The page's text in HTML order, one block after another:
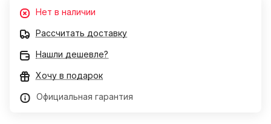
Нет в наличии
Рассчитать доставку
Нашли дешевле?
Хочу в подарок
Официальная гарантия